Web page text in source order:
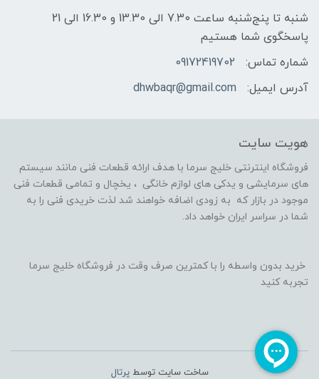
شنبه تا پنج‌شنبه ساعت 7.30 الی 13.30 و 16.30 الی 21
پاسخگوی شما هستیم
شماره تماس:
09172419702
آدرس ایمیل:
dhwbaqr@gmail.com
هویت سایت
فروشگاه اینترنتی خلیج سرما با هدف ارائه قطعات فنی مانند سیستم
های سرمایشی و یدکی های لوازم خانگی ، یخچال و تمامی قطعات فنی
موجود در بازار که به زودی اضافه خواهند شد لذت خریدی فنی را به
شما در سراسر ایران خواهد داد.
خرید بدون واسطه را با کمترین صرف وقت در فروشگاه خلیج سرما
تجربه کنید
ساخت سایت توسطپرتال